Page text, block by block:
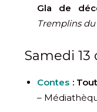
Gla de
Tremplins du
Samedi
Contes :
–